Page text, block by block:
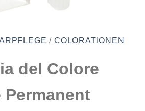
/ COLORATIONEN
del Colore